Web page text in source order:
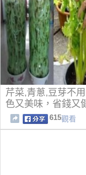
芹菜,青蔥,豆芽不
色又美味，省錢又
615觀看